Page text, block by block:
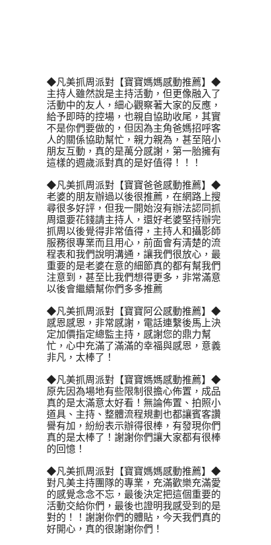
◆凡美抓周派對【寶寶媽媽感動推薦】◆
主持人雖然說是主持活動，但更像融入了
活動中的友人，細心觀察著大家的反應，
給予即時的控場，也親自協助收尾，其實
不是你們要做的，但因為主角爸媽招呼客
人的關係協助幫忙，親力親為，甚至陪小
朋友互動，真的是萬分感謝，第一胎擁有
這樣的週歲派對真的是好值得！！！
◆凡美抓周派對【寶寶爸爸感動推薦】◆
老婆的朋友辦過以後很推薦，在網路上搜
尋很多好評，但我一開始沒有辦法認同抓
周還要花錢請主持人，還好老婆堅持辦完
抓周以後覺得非常值得，主持人和攝影師
服務很專業而且用心，前面會有清楚的流
程表和我們說明溝通，讓我們很放心，最
重要的是老婆在意的細節真的都有幫我們
注意到，甚至比我們想得更多，非常滿意
以後會繼續幫你們多多推薦
◆凡美抓周派對【寶寶阿公感動推薦】◆
感恩感恩，非常感謝，電話連繫後馬上決
定加價指定總監主持，感謝您的鼎力幫
忙，心中充滿了滿滿的幸福與感恩，意義
非凡，太棒了！
◆凡美抓周派對【寶寶媽媽感動推薦】◆
原先因為場地有些限制很擔心佈置，成品
真的是太滿意太好看！無論佈置、拍照小
道具、主持、整體流程規劃也都讓賓客讚
譽有加，紛紛表示辦得很棒，有發現你們
真的是太棒了！謝謝你們讓大家都有很棒
的回憶！
◆凡美抓周派對【寶寶媽媽感動推薦】◆
對凡美主持團隊的專業，充滿歡樂充滿愛
的感覺念念不忘，最後決定把這個重要的
活動交給你們，最後也證明我感受到的是
對的！！謝謝你們的體貼，今天我們真的
好開心，真的很謝謝你們！